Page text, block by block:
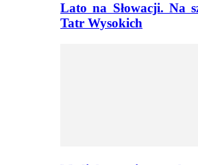
Lato na Słowacji. Na
Tatr Wysokich